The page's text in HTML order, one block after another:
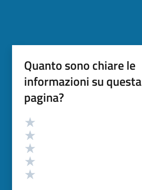
Quanto sono chiare le
informazioni su questa
pagina?
Valutazione